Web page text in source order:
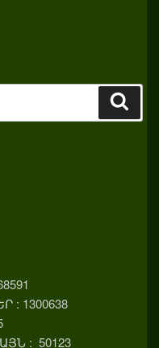
: 1300638
: 50123